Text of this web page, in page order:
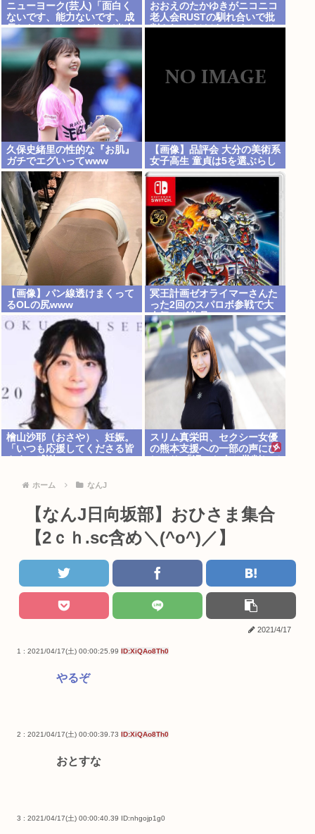
ニューヨーク(芸人)「面白く
ないです、能力ないです、成
長しないです、たびたび炎上
します」←それでもゴリ押さ
れる理由
おおえのたかゆきがニコニコ
老人会RUSTの馴れ合いで批
判されてるけど、おえちゃん
久保史緒里の性的な『お肌』
ガチでエグいってwww
【画像】品評会 大分の美術系
女子高生 童貞は5を選ぶらし
い
【画像】パン線透けまくって
るOLの尻www
冥王計画ゼオライマーさんた
った2回のスパロボ参戦で大
人気ロボ作品にwww
檜山沙耶（おさや）、妊娠。
「いつも応援してくださる皆
スリム真栄田、セクシー女優
の熊本支援への一部の声にぴ
ホーム なんJ
【なんJ日向坂部】おひさま集合
【2ｃｈ.sc含め＼(^o^)／】
2021/4/17
1 : 2021/04/17(土) 00:00:25.99 ID:XiQAo8Th0
やるぞ
2 : 2021/04/17(土) 00:00:39.73 ID:XiQAo8Th0
おとすな
3 : 2021/04/17(土) 00:00:40.39 ID:nhgojp1g0